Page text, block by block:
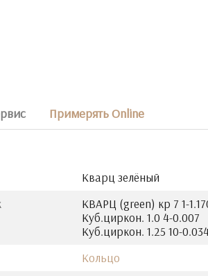
Примерять Online
Кварц зелёный
КВАРЦ (green) кр 7 1-
Куб.циркон. 1.0 4-0.007
Куб.циркон. 1.25 10-
Кольцо